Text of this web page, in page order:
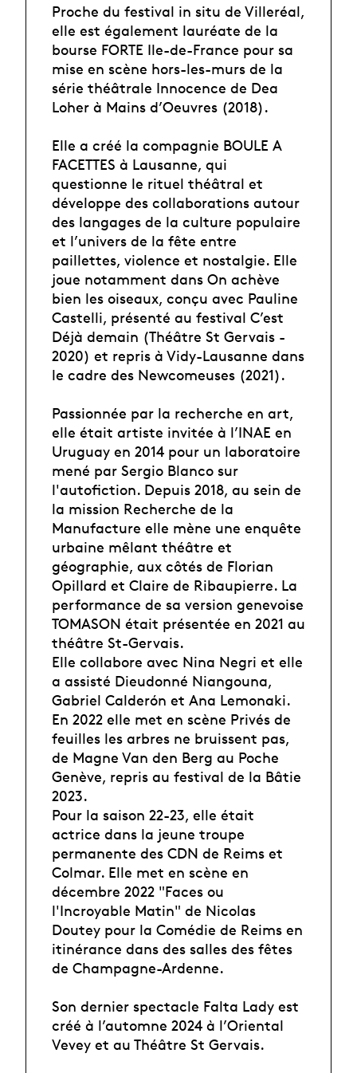
Proche du festival in situ de Villeréal,
elle est également lauréate de la
bourse FORTE Ile-de-France pour sa
mise en scène hors-les-murs de la
série théâtrale Innocence de Dea
Loher à Mains d’Oeuvres (2018).
Elle a créé la compagnie BOULE A
FACETTES à Lausanne, qui
questionne le rituel théâtral et
développe des collaborations autour
des langages de la culture populaire
et l’univers de la fête entre
paillettes, violence et nostalgie. Elle
joue notamment dans On achève
bien les oiseaux, conçu avec Pauline
Castelli, présenté au festival C’est
Déjà demain (Théâtre St Gervais -
2020) et repris à Vidy-Lausanne dans
le cadre des Newcomeuses (2021).
Passionnée par la recherche en art,
elle était artiste invitée à l’INAE en
Uruguay en 2014 pour un laboratoire
mené par Sergio Blanco sur
l'autofiction. Depuis 2018, au sein de
la mission Recherche de la
Manufacture elle mène une enquête
urbaine mêlant théâtre et
géographie, aux côtés de Florian
Opillard et Claire de Ribaupierre. La
performance de sa version genevoise
TOMASON était présentée en 2021 au
théâtre St-Gervais.
Elle collabore avec Nina Negri et elle
a assisté Dieudonné Niangouna,
Gabriel Calderón et Ana Lemonaki.
En 2022 elle met en scène Privés de
feuilles les arbres ne bruissent pas,
de Magne Van den Berg au Poche
Genève, repris au festival de la Bâtie
2023.
Pour la saison 22-23, elle était
actrice dans la jeune troupe
permanente des CDN de Reims et
Colmar. Elle met en scène en
décembre 2022 "Faces ou
l'Incroyable Matin" de Nicolas
Doutey pour la Comédie de Reims en
itinérance dans des salles des fêtes
de Champagne-Ardenne.
Son dernier spectacle Falta Lady est
créé à l’automne 2024 à l’Oriental
Vevey et au Théâtre St Gervais.